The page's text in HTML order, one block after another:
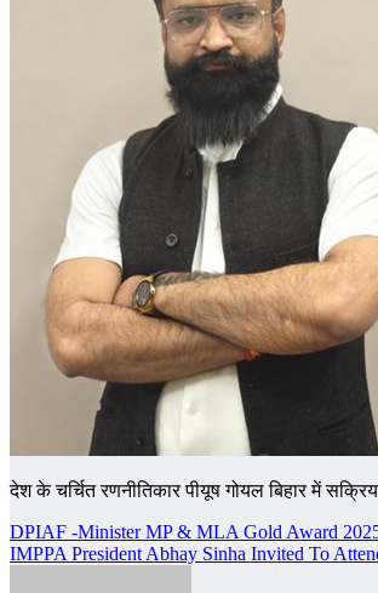
देश के चर्चित रणनीतिकार पीयूष गोयल बिहार में
Post
navigation
DPIAF -Minister MP & MLA Gold Award
IMPPA President Abhay Sinha Invited To